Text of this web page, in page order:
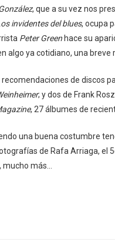
, que a su vez nos
invidentes del blues, ocupa
Peter Green hace su
algo ya cotidiano, una
recomendaciones de discos
; y dos de Frank
, 27 álbumes de
una buena costumbre
de Rafa Arriaga, el
más…